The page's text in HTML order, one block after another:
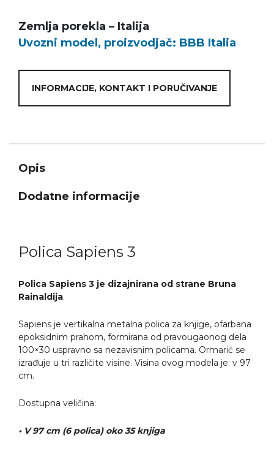
Zemlja porekla – Italija
Uvozni model, proizvodjač: BBB Italia
INFORMACIJE, KONTAKT I PORUČIVANJE
Opis
Dodatne informacije
Polica Sapiens 3
Polica Sapiens 3 je dizajnirana od strane Bruna
Rainaldija.
Sapiens je vertikalna metalna polica za knjige, ofarbana
epoksidnim prahom, formirana od pravougaonog dela
100×30 uspravno sa nezavisnim policama. Ormarić se
izrađuje u tri različite visine. Visina ovog modela je: v 97
cm.
Dostupna veličina:
• V 97 cm (6 polica) oko 35 knjiga